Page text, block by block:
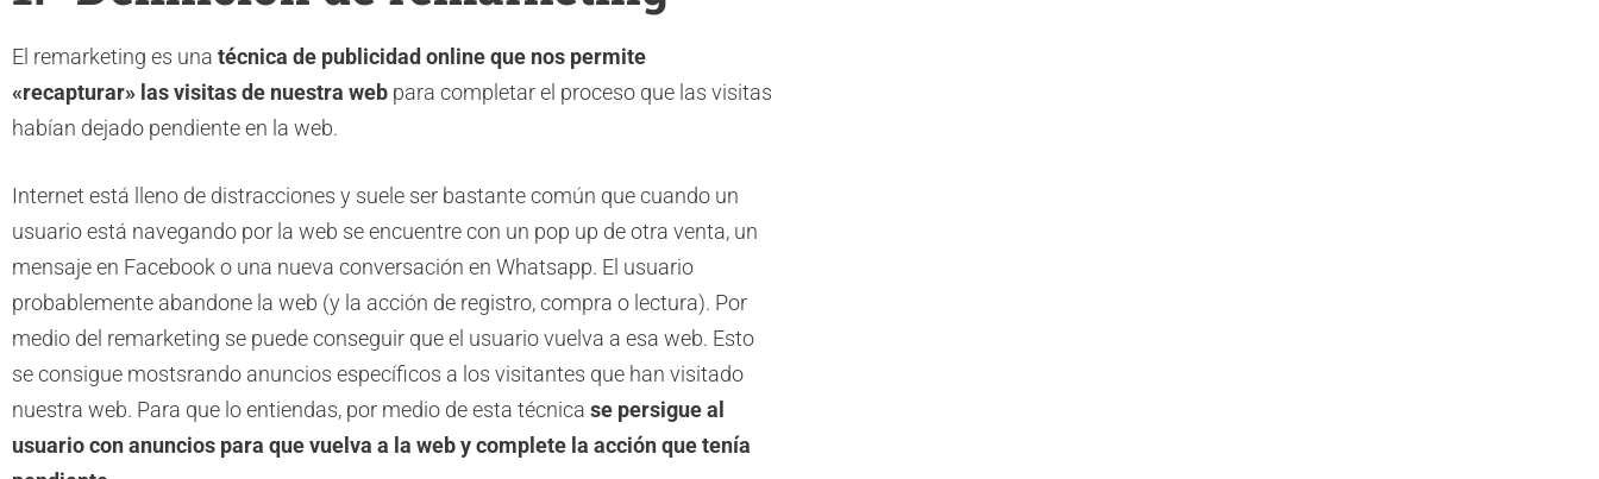
El remarketing es una técnica de publicidad online que nos permite
«recapturar» las visitas de nuestra web para completar el proceso que las visitas
habían dejado pendiente en la web.
Internet está lleno de distracciones y suele ser bastante común que cuando un
usuario está navegando por la web se encuentre con un pop up de otra venta, un
mensaje en Facebook o una nueva conversación en Whatsapp. El usuario
probablemente abandone la web (y la acción de registro, compra o lectura). Por
medio del remarketing se puede conseguir que el usuario vuelva a esa web. Esto
se consigue mostsrando anuncios específicos a los visitantes que han visitado
nuestra web. Para que lo entiendas, por medio de esta técnica se persigue al
usuario con anuncios para que vuelva a la web y complete la acción que tenía